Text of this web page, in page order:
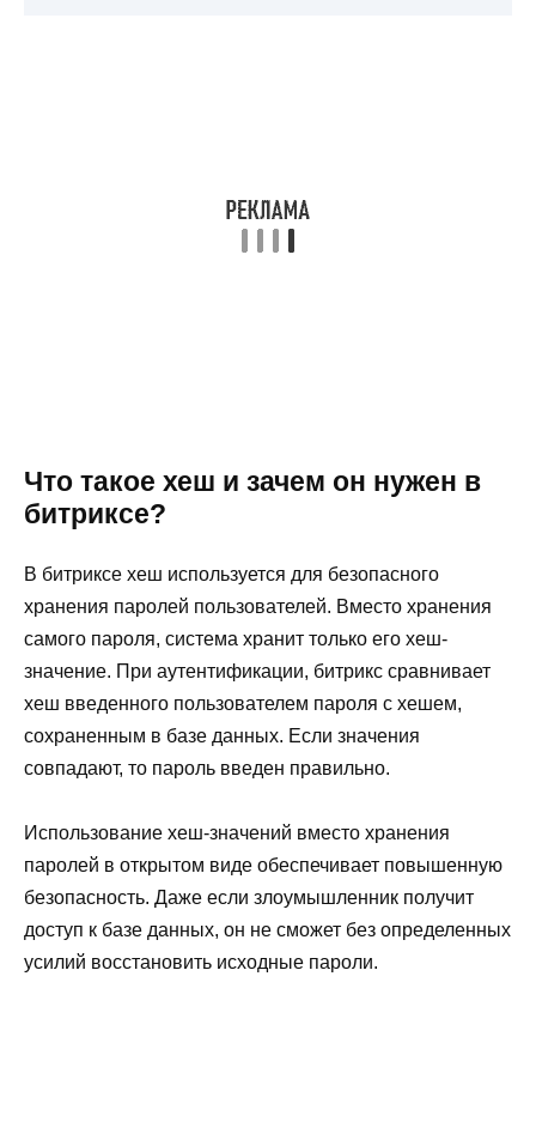
Что такое хеш и зачем он нужен в
битриксе?
В битриксе хеш используется для безопасного
хранения паролей пользователей. Вместо хранения
самого пароля, система хранит только его хеш-
значение. При аутентификации, битрикс сравнивает
хеш введенного пользователем пароля с хешем,
сохраненным в базе данных. Если значения
совпадают, то пароль введен правильно.
Использование хеш-значений вместо хранения
паролей в открытом виде обеспечивает повышенную
безопасность. Даже если злоумышленник получит
доступ к базе данных, он не сможет без определенных
усилий восстановить исходные пароли.